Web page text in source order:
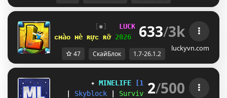
[✵] LUCKYVN NETWORK VZ
ᴄʜàᴏ ʜè ʀựᴄ ʀỡ 2026 ⋆ open ꜱᴋʏʙʟᴏᴄᴋ ᴇʀᴀ
633/3k
luckyvn.com
47 СкайБлок 1.7-26.1.2
✦ MINELIFE [1.8 - 26.2]
Skyblock Survival | Prison
2/500